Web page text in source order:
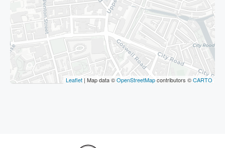
Leaflet | Map data ©OpenStreetMapcontributors ©CARTO